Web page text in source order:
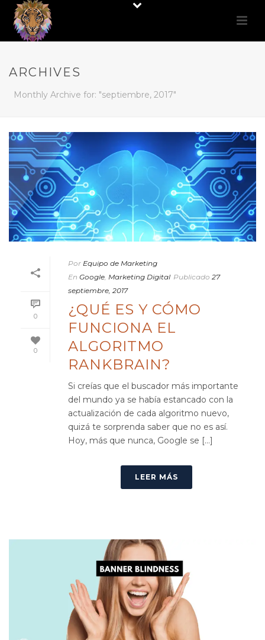
ARCHIVES
Monthly Archive for: "septiembre, 2017"
0
0
Por Equipo de Marketing
En Google Marketing Digital Publicado 27
septiembre, 2017
¿QUÉ ES Y CÓMO
FUNCIONA EL
ALGORITMO
RANKBRAIN?
Si creías que el buscador más importante
del mundo ya se había estancado con la
actualización de cada algoritmo nuevo,
quizá te sorprenda saber que no es así.
Hoy, más que nunca, Google se [...]
LEER MÁS